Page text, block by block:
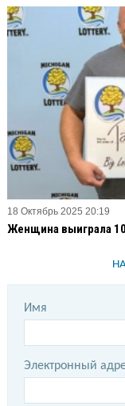
18 Октябрь 2025 20:19
Женщина выиграла
Имя
Электронный